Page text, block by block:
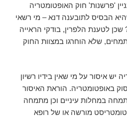
'פרשנות' חוק האופטומטריה
הבסיס לתובענה דנא – מי רשאי
שכן לטענת הלפרין, בודקי הראייה
שלא הוחרגו במצוות החוק
יש איסור על מי שאין בידיו רשיון
באופטומטריה. הוראת האיסור
במחלות עיניים וכן מתמחה
מורשה או של רופא